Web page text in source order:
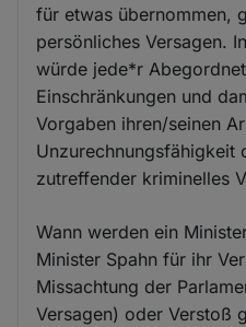
für etwas übernommen,
persönliches Versagen.
würde jede*r
Einschränkungen und
Vorgaben ihren/seinen
Unzurechnungsfähigkeit
zutreffender kriminelles
Wann werden ein
Minister Spahn für ihr
Missachtung der
Versagen) oder Verstoß